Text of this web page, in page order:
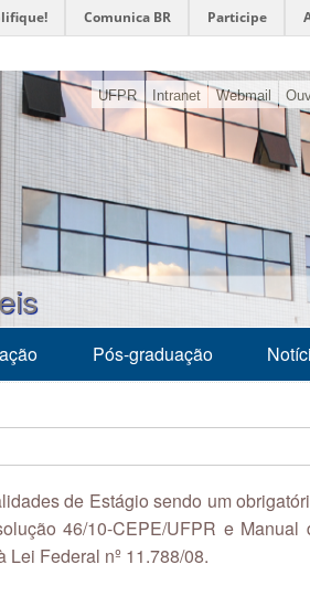
Comunica BR Participe
UFPR Intranet Webmail
Pós-graduação
de Estágio sendo um
46/10-CEPE/UFPR e
Lei Federal nº 11.788/08.